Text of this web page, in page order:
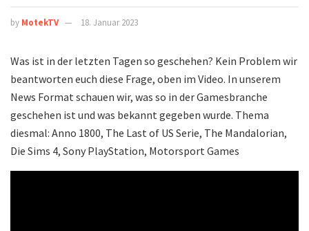
by MotekTV 18. Januar 2023
Was ist in der letzten Tagen so geschehen? Kein Problem wir
beantworten euch diese Frage, oben im Video. In unserem
News Format schauen wir, was so in der Gamesbranche
geschehen ist und was bekannt gegeben wurde. Thema
diesmal: Anno 1800, The Last of US Serie, The Mandalorian,
Die Sims 4, Sony PlayStation, Motorsport Games